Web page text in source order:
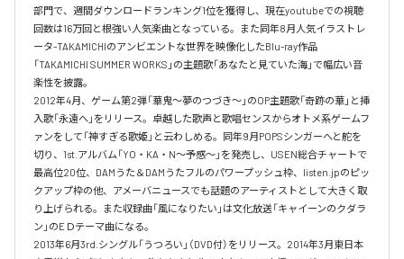
部門で、週間ダウンロードランキング1位を獲得し、現在youtubeでの視聴
回数は16万回と根強い人気楽曲となっている。また同年8月人気イラストレ
ータ-TAKAMICHIのアンビエントな世界を映像化したBlu-ray作品
「TAKAMICHI SUMMER WORKS」の主題歌「あなたと見ていた海」で幅広い音
楽性を披露。
2012年4月、ゲーム第2弾「華鬼～夢のつづき～」のOP主題歌「奇跡の華」と挿
入歌「永遠へ」をリリース。卓越した歌声と歌唱センスからオトメ系ゲームフ
ァンをして「神すぎる歌姫」と云わしめる。同年9月POPSシンガーへと舵を
切り、1st.アルバム「YO・KA・N～予感～」を発売し、USEN総合チャートで
最高位20位、DAMうた＆DAMうたフルのパワープッシュ枠、listen.jpのピッ
クアップ枠の他、アメーバニュースでも話題のアーティストとして大きく取
り上げられる。また収録曲「風になりたい」は文化放送「キャイーンのクダラ
ン」のEＤテーマ曲になる。
2013年6月3rd.シングル「うつろい」（DVD付）をリリース。2014年3月東日本